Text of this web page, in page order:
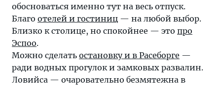
обосноваться именно тут на весь отпуск.
Благо отелей и гостиниц — на любой выбор.
Близко к столице, но спокойнее — это про
Эспоо.
Можно сделать остановку и в Расеборге —
ради водных прогулок и замковых развалин.
Ловийса — очаровательно безмятежна в